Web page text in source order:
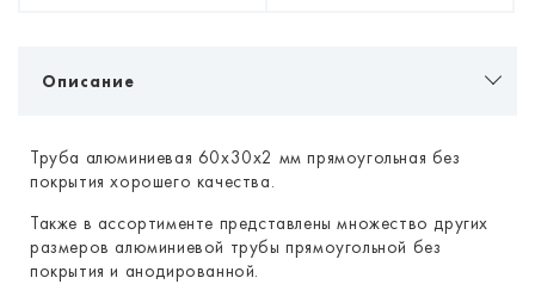
Описание
Труба алюминиевая 60х30х2 мм прямоугольная без
покрытия хорошего качества.
Также в ассортименте представлены множество других
размеров алюминиевой трубы прямоугольной без
покрытия и анодированной.